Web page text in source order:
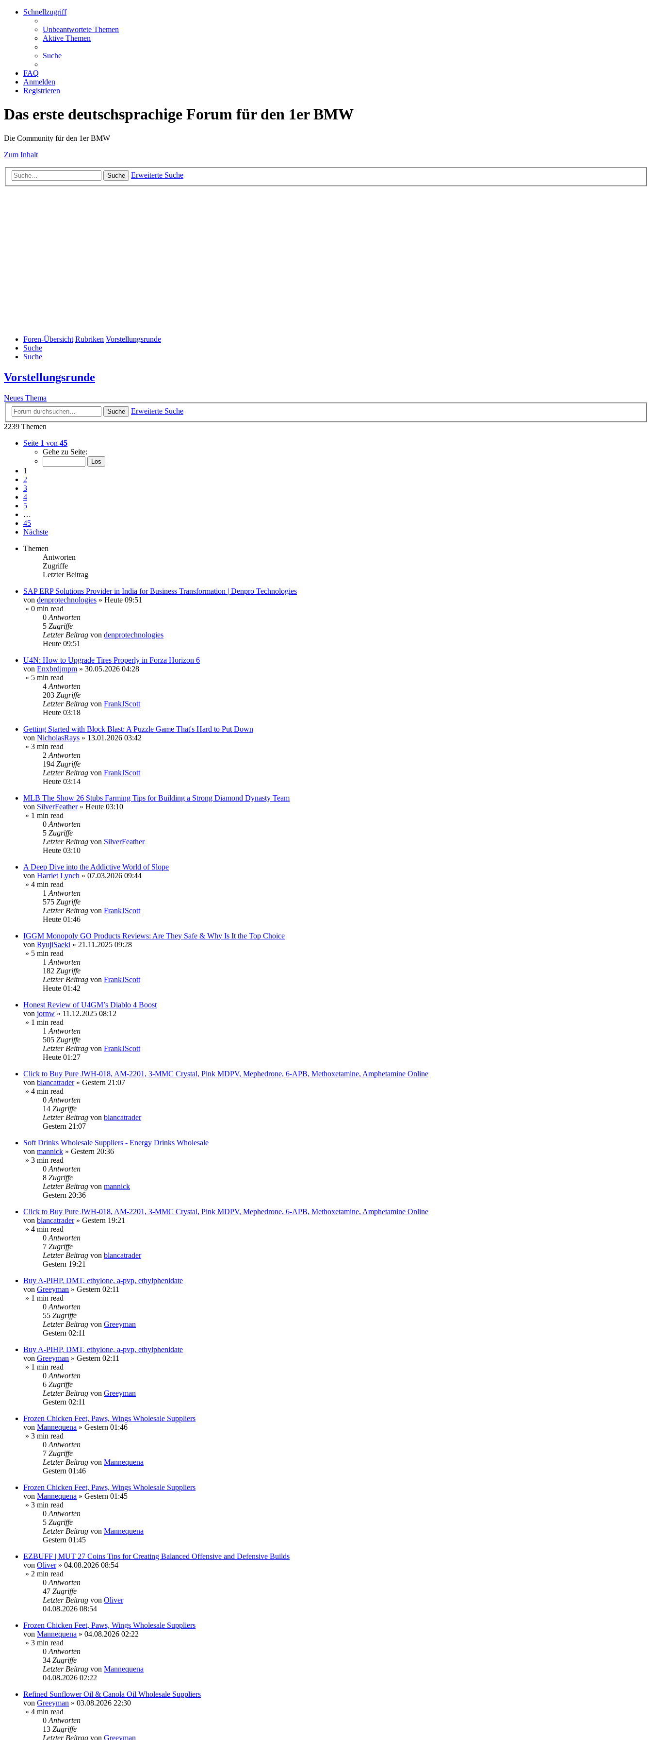
Schnellzugriff
Unbeantwortete Themen
Aktive Themen
Suche
FAQ
Anmelden
Registrieren
Das erste deutschsprachige Forum für den 1er BMW
Die Community für den 1er BMW
Zum Inhalt
Suche Erweiterte Suche
Foren-Übersicht Rubriken Vorstellungsrunde
Suche
Suche
Vorstellungsrunde
Neues Thema
Suche
Erweiterte Suche
2239 Themen
Seite 1 von 45
Gehe zu Seite:
1
2
3
4
5
…
45
Nächste
Themen
Antworten
Zugriffe
Letzter Beitrag
SAP ERP Solutions Provider in India for Business Transformation | Denpro Technologies
von denprotechnologies » Heute 09:51
» 0 min read
0 Antworten
5 Zugriffe
Letzter Beitrag von denprotechnologies
Heute 09:51
U4N: How to Upgrade Tires Properly in Forza Horizon 6
von Enxbrdjmpm » 30.05.2026 04:28
» 5 min read
4 Antworten
203 Zugriffe
Letzter Beitrag von FrankJScott
Heute 03:18
Getting Started with Block Blast: A Puzzle Game That's Hard to Put Down
von NicholasRays » 13.01.2026 03:42
» 3 min read
2 Antworten
194 Zugriffe
Letzter Beitrag von FrankJScott
Heute 03:14
MLB The Show 26 Stubs Farming Tips for Building a Strong Diamond Dynasty Team
von SilverFeather» Heute 03:10
» 1 min read
0 Antworten
5 Zugriffe
Letzter Beitrag von SilverFeather
Heute 03:10
A Deep Dive into the Addictive World of Slope
von Harriet Lynch » 07.03.2026 09:44
» 4 min read
1 Antworten
575 Zugriffe
Letzter Beitrag von FrankJScott
Heute 01:46
IGGM Monopoly GO Products Reviews: Are They Safe & Why Is It the Top Choice
von RyujiSaeki » 21.11.2025 09:28
» 5 min read
1 Antworten
182 Zugriffe
Letzter Beitrag von FrankJScott
Heute 01:42
Honest Review of U4GM’s Diablo 4 Boost
von jornw » 11.12.2025 08:12
» 1 min read
1 Antworten
505 Zugriffe
Letzter Beitrag von FrankJScott
Heute 01:27
Click to Buy Pure JWH-018, AM-2201, 3-MMC Crystal, Pink MDPV, Mephedrone, 6-APB, Methoxetamine, Amphetamine Online
von blancatrader» Gestern 21:07
» 4 min read
0 Antworten
14 Zugriffe
Letzter Beitrag von blancatrader
Gestern 21:07
Soft Drinks Wholesale Suppliers - Energy Drinks Wholesale
von mannick » Gestern 20:36
» 3 min read
0 Antworten
8 Zugriffe
Letzter Beitrag von mannick
Gestern 20:36
Click to Buy Pure JWH-018, AM-2201, 3-MMC Crystal, Pink MDPV, Mephedrone, 6-APB, Methoxetamine, Amphetamine Online
von blancatrader» Gestern 19:21
» 4 min read
0 Antworten
7 Zugriffe
Letzter Beitrag von blancatrader
Gestern 19:21
Buy A-PIHP, DMT, ethylone, a-pvp, ethylphenidate
von Greeyman » Gestern 02:11
» 1 min read
0 Antworten
55 Zugriffe
Letzter Beitrag von Greeyman
Gestern 02:11
Buy A-PIHP, DMT, ethylone, a-pvp, ethylphenidate
von Greeyman » Gestern 02:11
» 1 min read
0 Antworten
6 Zugriffe
Letzter Beitrag von Greeyman
Gestern 02:11
Frozen Chicken Feet, Paws, Wings Wholesale Suppliers
von Mannequena » Gestern 01:46
» 3 min read
0 Antworten
7 Zugriffe
Letzter Beitrag von Mannequena
Gestern 01:46
Frozen Chicken Feet, Paws, Wings Wholesale Suppliers
von Mannequena » Gestern 01:45
» 3 min read
0 Antworten
5 Zugriffe
Letzter Beitrag von Mannequena
Gestern 01:45
EZBUFF | MUT 27 Coins Tips for Creating Balanced Offensive and Defensive Builds
von Oliver» 04.08.2026 08:54
» 2 min read
0 Antworten
47 Zugriffe
Letzter Beitrag von Oliver
04.08.2026 08:54
Frozen Chicken Feet, Paws, Wings Wholesale Suppliers
von Mannequena » 04.08.2026 02:22
» 3 min read
0 Antworten
34 Zugriffe
Letzter Beitrag von Mannequena
04.08.2026 02:22
Refined Sunflower Oil & Canola Oil Wholesale Suppliers
von Greeyman » 03.08.2026 22:30
» 4 min read
0 Antworten
13 Zugriffe
Letzter Beitrag von Greeyman